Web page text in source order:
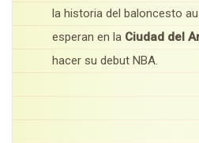
la historia del baloncesto
esperan en la Ciudad del
hacer su debut NBA.